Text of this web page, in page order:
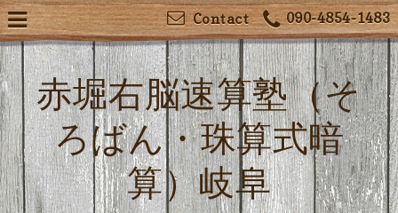
090-4854-1483
Contact
赤堀右脳速算塾（そ
ろばん・珠算式暗
算）岐阜